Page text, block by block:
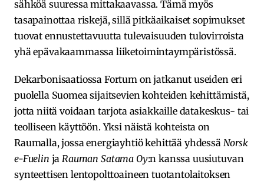
sähköä suuressa mittakaavassa. Tämä myös
tasapainottaa riskejä, sillä pitkäaikaiset sopimukset
tuovat ennustettavuutta tulevaisuuden tulovirroista
yhä epävakaammassa liiketoimintaympäristössä.
Dekarbonisaatiossa Fortum on jatkanut useiden eri
puolella Suomea sijaitsevien kohteiden kehittämistä,
jotta niitä voidaan tarjota asiakkaille datakeskus- tai
teolliseen käyttöön. Yksi näistä kohteista on
Raumalla, jossa energiayhtiö kehittää yhdessä Norsk
e-Fuelin ja Rauman Satama Oy:n kanssa uusiutuvan
synteettisen lentopolttoaineen tuotantolaitoksen